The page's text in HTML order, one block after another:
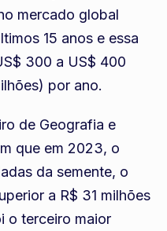
mercado global
15 anos e essa
300 a US$ 400
por ano.
de Geografia e
que em 2023, o
da semente, o
a R$ 31 milhões
o terceiro maior